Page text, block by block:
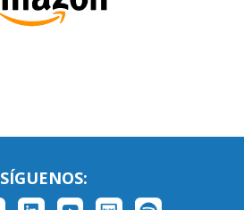
SÍGUENOS: